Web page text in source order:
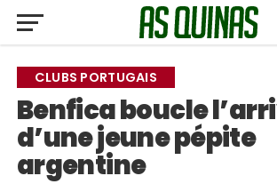
CLUBS PORTUGAIS
Benfica boucle
d’une jeune pépite
argentine